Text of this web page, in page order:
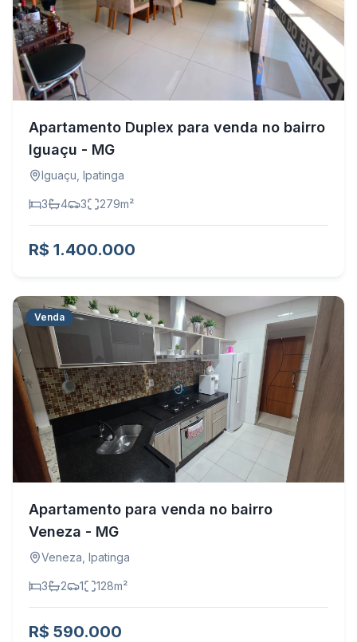
Apartamento Duplex para venda no bairro
Iguaçu - MG
Iguaçu Ipatinga
3 4 3 279m²
R$ 1.400.000
Venda
Apartamento para venda no bairro
Veneza - MG
Veneza Ipatinga
3 2 1 128m²
R$ 590.000